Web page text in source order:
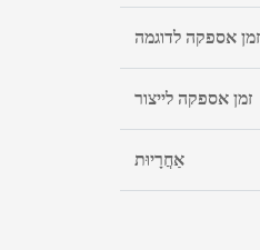
זמן אספקה ​​לדוגמה
זמן אספקה ​​לייצור
אַחֲרָיוּת